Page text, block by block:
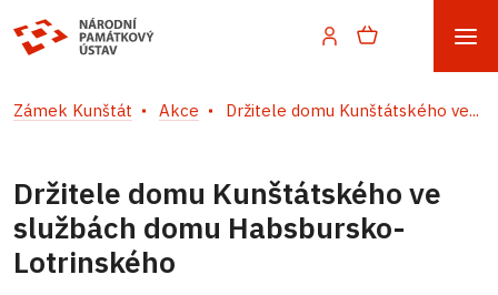
Zámek Kunštát Akce Držitele domu Kunštátského ve...
Držitele domu Kunštátského ve
službách domu Habsbursko-
Lotrinského